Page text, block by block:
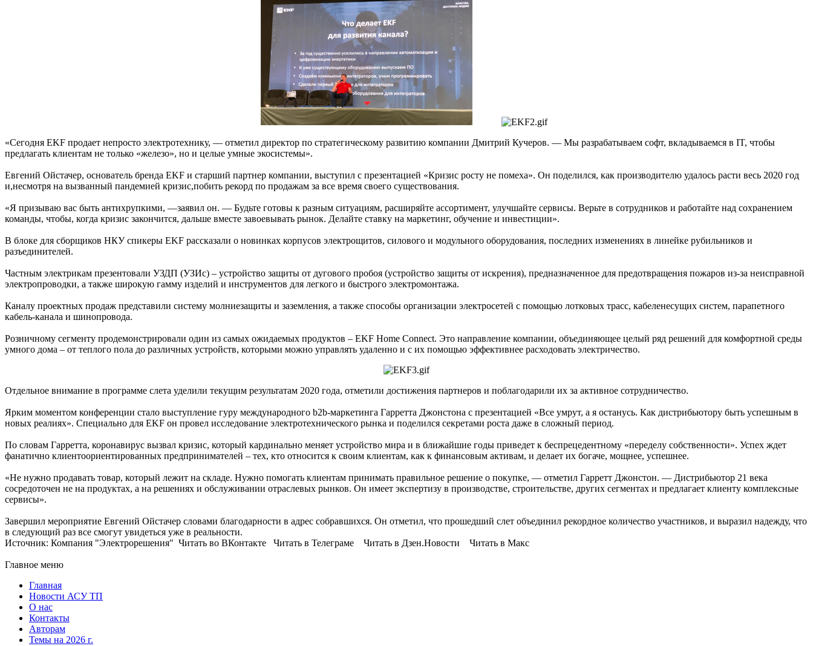
«Сегодня EKF продает непросто электротехнику, — отметил директор по стратегическому развитию компании Дмитрий Кучеров. — Мы разрабатываем софт, вкладываемся в IT, чтобы
предлагать клиентам не только «железо», но и целые умные экосистемы».
Евгений Ойстачер, основатель бренда EKF и старший партнер компании, выступил с презентацией «Кризис росту не помеха». Он поделился, как производителю удалось расти весь 2020 год
и,несмотря на вызванный пандемией кризис,побить рекорд по продажам за все время своего существования.
«Я призываю вас быть антихрупкими, —заявил он. — Будьте готовы к разным ситуациям, расширяйте ассортимент, улучшайте сервисы. Верьте в сотрудников и работайте над сохранением
команды, чтобы, когда кризис закончится, дальше вместе завоевывать рынок. Делайте ставку на маркетинг, обучение и инвестиции».
В блоке для сборщиков НКУ спикеры EKF рассказали о новинках корпусов электрощитов, силового и модульного оборудования, последних изменениях в линейке рубильников и
разъединителей.
Частным электрикам презентовали УЗДП (УЗИс) – устройство защиты от дугового пробоя (устройство защиты от искрения), предназначенное для предотвращения пожаров из-за неисправной
электропроводки, а также широкую гамму изделий и инструментов для легкого и быстрого электромонтажа.
Каналу проектных продаж представили систему молниезащиты и заземления, а также способы организации электросетей с помощью лотковых трасс, кабеленесущих систем, парапетного
кабель-канала и шинопровода.
Розничному сегменту продемонстрировали один из самых ожидаемых продуктов – EKF Home Connect. Это направление компании, объединяющее целый ряд решений для комфортной среды
умного дома – от теплого пола до различных устройств, которыми можно управлять удаленно и с их помощью эффективнее расходовать электричество.
Отдельное внимание в программе слета уделили текущим результатам 2020 года, отметили достижения партнеров и поблагодарили их за активное сотрудничество.
Ярким моментом конференции стало выступление гуру международного b2b-маркетинга Гарретта Джонстона с презентацией «Все умрут, а я останусь. Как дистрибьютору быть успешным в
новых реалиях». Специально для EKF он провел исследование электротехнического рынка и поделился секретами роста даже в сложный период.
По словам Гарретта, коронавирус вызвал кризис, который кардинально меняет устройство мира и в ближайшие годы приведет к беспрецедентному «переделу собственности». Успех ждет
фанатично клиентоориентированных предпринимателей – тех, кто относится к своим клиентам, как к финансовым активам, и делает их богаче, мощнее, успешнее.
«Не нужно продавать товар, который лежит на складе. Нужно помогать клиентам принимать правильное решение о покупке, — отметил Гарретт Джонстон. — Дистрибьютор 21 века
сосредоточен не на продуктах, а на решениях и обслуживании отраслевых рынков. Он имеет экспертизу в производстве, строительстве, других сегментах и предлагает клиенту комплексные
сервисы».
Завершил мероприятие Евгений Ойстачер словами благодарности в адрес собравшихся. Он отметил, что прошедший слет объединил рекордное количество участников, и выразил надежду, что
в следующий раз все смогут увидеться уже в реальности.
Источник: Компания "Электрорешения" Читать во ВКонтакте Читать в Телеграме Читать в Дзен.Новости Читать в Макс
Главное меню
Главная
Новости АСУ ТП
О нас
Контакты
Авторам
Темы на 2026 г.